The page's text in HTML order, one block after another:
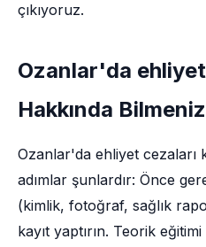
çıkıyoruz.
Ozanlar'da
Hakkında
Ozanlar'da ehliyet cezaları
adımlar şunlardır: Önce
(kimlik, fotoğraf, sağlık
kayıt yaptırın. Teorik